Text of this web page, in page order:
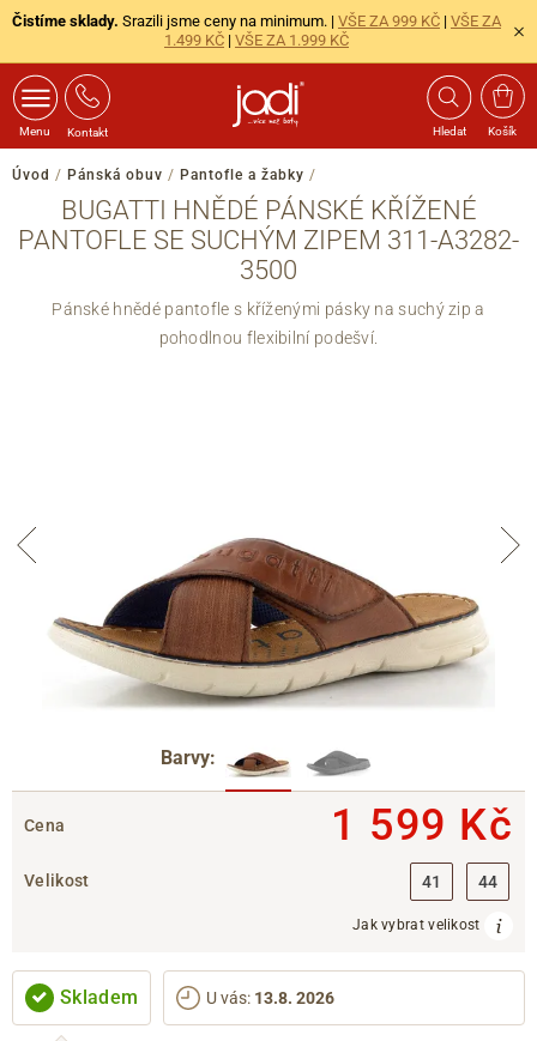
Čistíme sklady. Srazili jsme ceny na minimum. | VŠE ZA 999 KČ | VŠE ZA
1.499 KČ | VŠE ZA 1.999 KČ
Menu Kontakt Hledat Košík
Úvod / Pánská obuv / Pantofle a žabky /
BUGATTI HNĚDÉ PÁNSKÉ KŘÍŽENÉ
PANTOFLE SE SUCHÝM ZIPEM 311-A3282-
3500
Pánské hnědé pantofle s kříženými pásky na suchý zip a
pohodlnou flexibilní podešví.
Barvy:
Cena 1 599 Kč
Velikost 41 44
Jak vybrat velikost
Skladem U vás: 13.8. 2026